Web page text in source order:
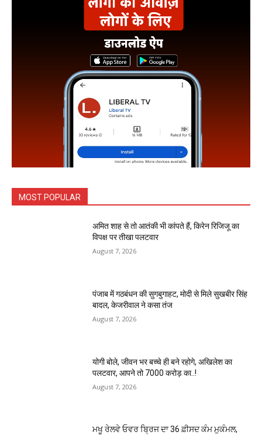
MOST POPULAR
अमित शाह से तो आतंकी भी कांपते हैं, किरेन रिजिजू का
विपक्ष पर तीखा पलटवार
August 7, 2026
पंजाब में गठबंधन की सुगबुगाहट, मोदी से मिले सुखबीर सिंह
बादल, केजरीवाल ने कसा तंज
August 7, 2026
योगी बोले, जीवन भर बच्चे ही बने रहोगे, अखिलेश का
पलटवार, आपने तो 7000 करोड़ का..!
August 7, 2026
ਮਖੂ ਰੇਲਵੇ ਓਵਰ ਬ੍ਰਿਜ ਦਾ 36 ਫ਼ੀਸਦ ਕੰਮ ਮੁਕੰਮਲ,